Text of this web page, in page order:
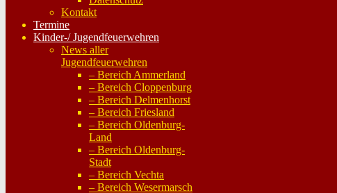
Kontakt
Termine
Kinder-/ Jugendfeuerwehren
News aller
Jugendfeuerwehren
– Bereich Ammerland
– Bereich Cloppenburg
– Bereich Delmenhorst
– Bereich Friesland
– Bereich Oldenburg-
Land
– Bereich Oldenburg-
Stadt
– Bereich Vechta
– Bereich Wesermarsch